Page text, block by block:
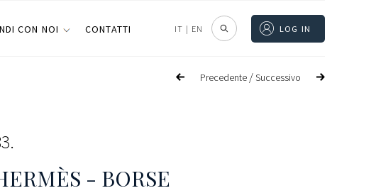
CON NOI CONTATTI IT | EN LOG IN
Precedente /Successivo
- BORSE